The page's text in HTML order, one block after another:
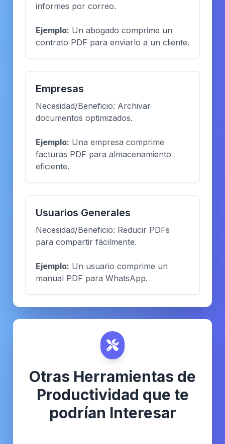
informes por correo.
Ejemplo: Un abogado comprime un
contrato PDF para enviarlo a un cliente.
Empresas
Necesidad/Beneficio: Archivar
documentos optimizados.
Ejemplo: Una empresa comprime
facturas PDF para almacenamiento
eficiente.
Usuarios Generales
Necesidad/Beneficio: Reducir PDFs
para compartir fácilmente.
Ejemplo: Un usuario comprime un
manual PDF para WhatsApp.
Otras Herramientas de
Productividad que te
podrían Interesar